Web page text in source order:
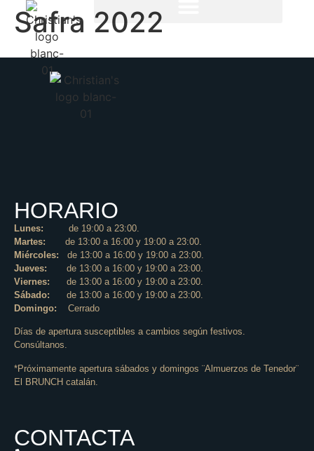
Safra 2022
HORARIO
Lunes: de 19:00 a 23:00.
Martes: de 13:00 a 16:00 y 19:00 a 23:00.
Miércoles: de 13:00 a 16:00 y 19:00 a 23:00.
Jueves: de 13:00 a 16:00 y 19:00 a 23:00.
Viernes: de 13:00 a 16:00 y 19:00 a 23:00.
Sábado: de 13:00 a 16:00 y 19:00 a 23:00.
Domingo: Cerrado
Días de apertura susceptibles a cambios según festivos.
Consúltanos.
*Próximamente apertura sábados y domingos ¨Almuerzos de Tenedor¨
El BRUNCH catalán.
CONTACTA